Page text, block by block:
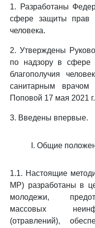
1. Разработаны
сфере защиты прав
человека.
2. Утверждены
по надзору в сфере
благополучия
санитарным
Поповой 17 мая 2021 г.
3. Введены впервые.
I. Общие
1.1. Настоящие
МР) разработаны в
молодежи,
массовых
(отравлений),